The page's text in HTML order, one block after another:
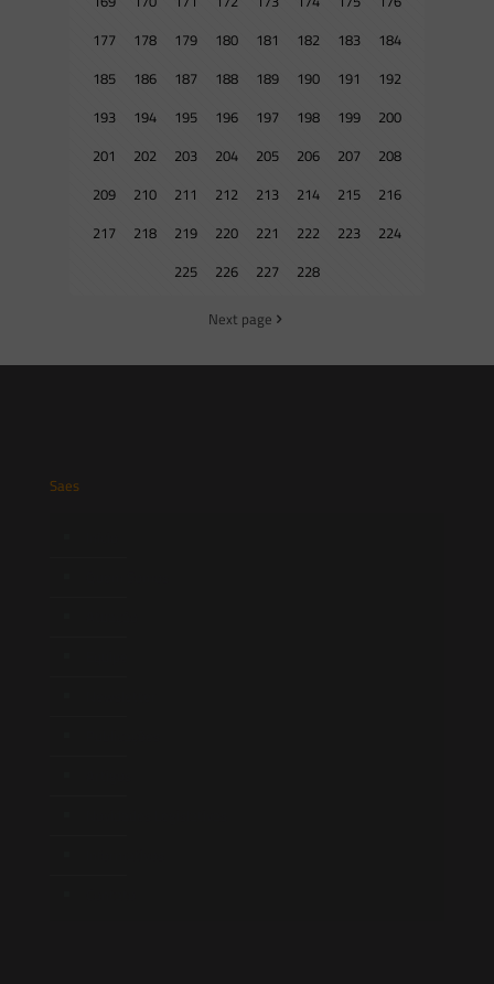
177
178 179 180 181 182 183
184
185
186 187 188 189 190 191
192
193
194 195 196 197 198 199
200
201
202 203 204 205 206 207
208
209
210 211 212 213 214 215
216
217
218 219 220 221 222 223
224
225
226 227 228
Next page
Saes